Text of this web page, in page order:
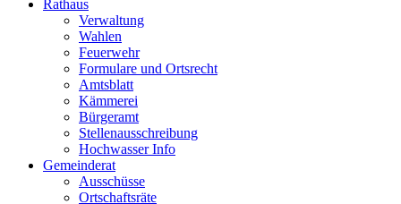
Rathaus
Verwaltung
Wahlen
Feuerwehr
Formulare und Ortsrecht
Amtsblatt
Kämmerei
Bürgeramt
Stellenausschreibung
Hochwasser Info
Gemeinderat
Ausschüsse
Ortschaftsräte